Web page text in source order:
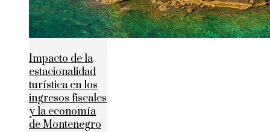
Impacto de la
estacionalidad
turística en los
ingresos fiscales
y la economía
de Montenegro